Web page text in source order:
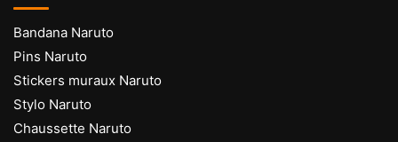
Bandana Naruto
Pins Naruto
Stickers muraux Naruto
Stylo Naruto
Chaussette Naruto